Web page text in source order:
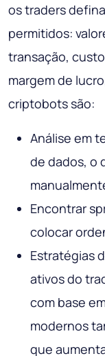
os traders
permitidos:
transação,
margem de
criptobots são:
Análise em
de dados, o
Encontrar
colocar
Estratégias
ativos do
com base
modernos
que